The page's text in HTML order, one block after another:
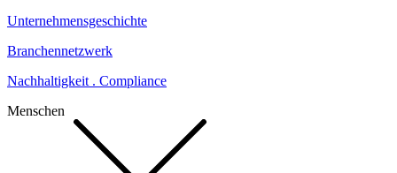
Unternehmensgeschichte
Branchennetzwerk
Nachhaltigkeit . Compliance
Menschen